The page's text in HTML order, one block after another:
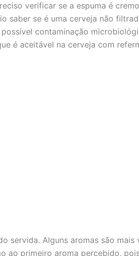
verificar se a espuma é
saber se é uma cerveja não
contaminação
é aceitável na cerveja com
servida. Alguns aromas são
ao primeiro aroma percebido,